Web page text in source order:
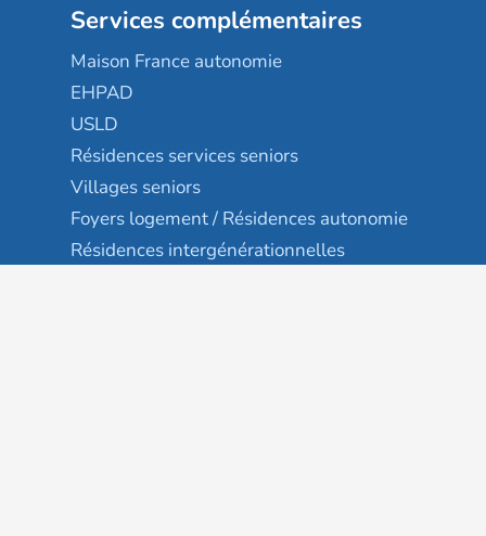
Services complémentaires
Maison France autonomie
EHPAD
USLD
Résidences services seniors
Villages seniors
Foyers logement / Résidences autonomie
Résidences intergénérationnelles